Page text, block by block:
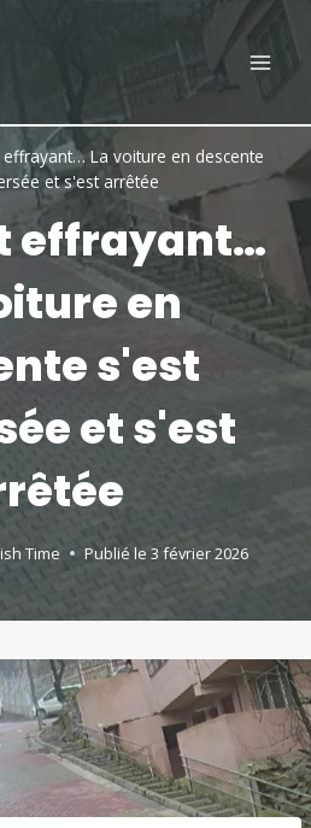
effrayant… La voiture en descente
et s'est arrêtée
effrayant…
en
s'est
et s'est
Time Publié le 3 février 2026